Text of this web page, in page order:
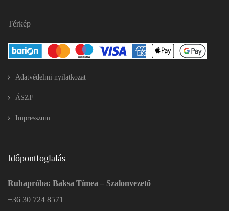
Térkép
Adatvédelmi nyilatkozat
ÁSZF
Impresszum
Időpontfoglalás
Ruhapróba: Baksa Tímea – Szalonvezető
+36 30 724 8571